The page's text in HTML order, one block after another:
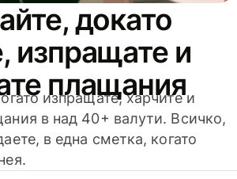
докато
изпращате и
плащания
изпращате, харчите и
в над 40+ валути. Всичко,
в една сметка, когато